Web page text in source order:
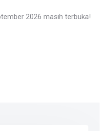
2026 masih terbuka!